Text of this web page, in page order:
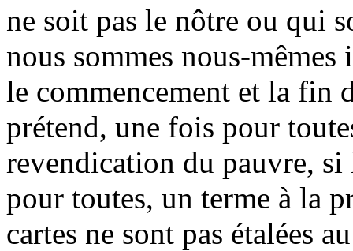
ne soit pas le nôtre ou qui
nous sommes nous-mêmes
le commencement et la fin
prétend, une fois pour
revendication du pauvre,
pour toutes, un terme à la
cartes ne sont pas étalées